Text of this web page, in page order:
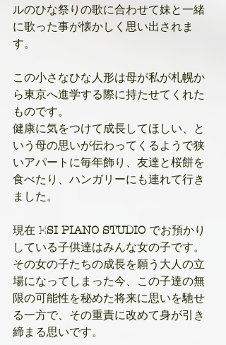
ルのひな祭りの歌に合わせて妹と一緒
に歌った事が懐かしく思い出されま
す。
この小さなひな人形は母が私が札幌か
ら東京へ進学する際に持たせてくれた
ものです。
健康に気をつけて成長してほしい、と
いう母の思いが伝わってくるようで狭
いアパートに毎年飾り、友達と桜餅を
食べたり、ハンガリーにも連れて行き
ました。
現在 ESI PIANO STUDIO でお預かり
している子供達はみんな女の子です。
その女の子たちの成長を願う大人の立
場になってしまった今、この子達の無
限の可能性を秘めた将来に思いを馳せ
る一方で、その重責に改めて身が引き
締まる思いです。